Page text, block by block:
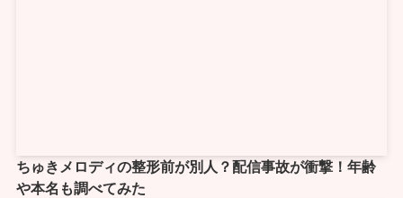
ちゅきメロディの整形前が別人？配信事故が衝撃！年齢
や本名も調べてみた